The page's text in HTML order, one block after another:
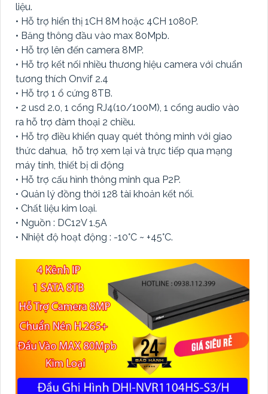
liệu.
• Hỗ trợ hiển thị 1CH 8M hoặc 4CH 1080P.
• Băng thông đầu vào max 80Mpb.
• Hỗ trợ lên đến camera 8MP.
• Hỗ trợ kết nối nhiều thương hiệu camera với chuẩn
tương thích Onvif 2.4
• Hỗ trợ 1 ổ cứng 8TB.
• 2 usd 2.0, 1 cổng RJ4(10/100M), 1 cổng audio vào
ra hỗ trợ đàm thoại 2 chiều.
• Hỗ trợ điều khiển quay quét thông minh với giao
thức dahua, hỗ trợ xem lại và trực tiếp qua mạng
máy tính, thiết bị di động
• Hỗ trợ cấu hình thông minh qua P2P.
• Quản lý đồng thời 128 tài khoản kết nối.
• Chất liệu kim loại.
• Nguồn : DC12V 1.5A
• Nhiệt độ hoạt động : -10°C ~ +45°C.